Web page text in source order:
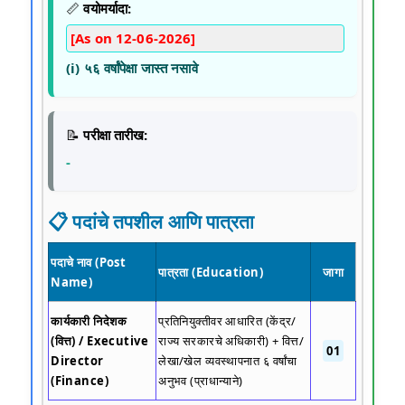
📏वयोमर्यादा:
[As on 12-06-2026]
(i) ५६ वर्षांपेक्षा जास्त नसावे
📝परीक्षा तारीख:
-
📋 पदांचे तपशील आणि पात्रता
पदाचे नाव (Post
Name)
पात्रता (Education) जागा
कार्यकारी निदेशक
(वित्त) / Executive
Director
(Finance)
प्रतिनियुक्तीवर आधारित (केंद्र/
राज्य सरकारचे अधिकारी) + वित्त/
लेखा/खेल व्यवस्थापनात ६ वर्षांचा
अनुभव (प्राधान्याने)
01